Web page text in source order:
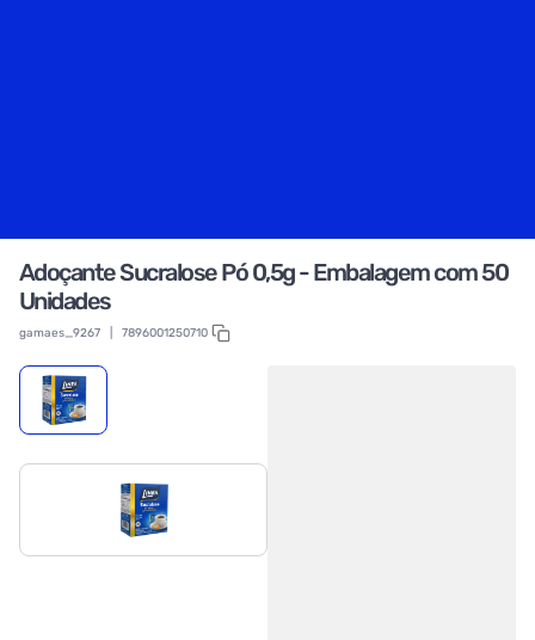
Adoçante Sucralose Pó 0,5g - Embalagem com 50
Unidades
gamaes_9267 7896001250710